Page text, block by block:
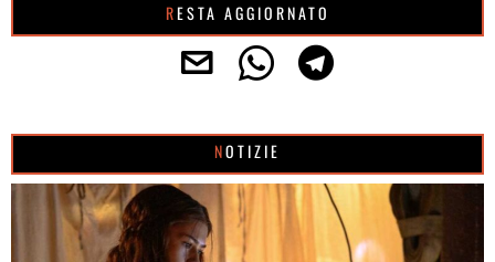
RESTA AGGIORNATO
NOTIZIE